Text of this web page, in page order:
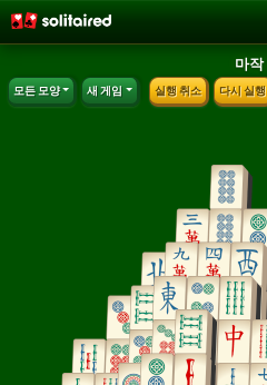
마작
모든 모양 새 게임 실행 취소 다시 실행